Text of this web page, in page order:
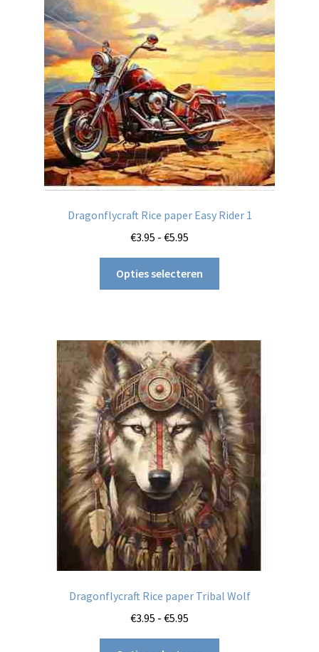
kan
gekozen
worden
op
de
productpagina
Dragonflycraft Rice paper Easy Rider 1
€3.95 - €5.95
€3.95
tot
€5.95
Opties selecteren
variaties.
Deze
optie
kan
gekozen
worden
op
de
productpagina
Dragonflycraft Rice paper Tribal Wolf
€3.95 - €5.95